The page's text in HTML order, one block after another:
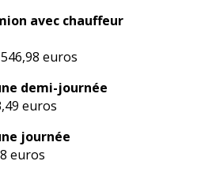
avec chauffeur
euros
demi-journée
euros
journée
euros